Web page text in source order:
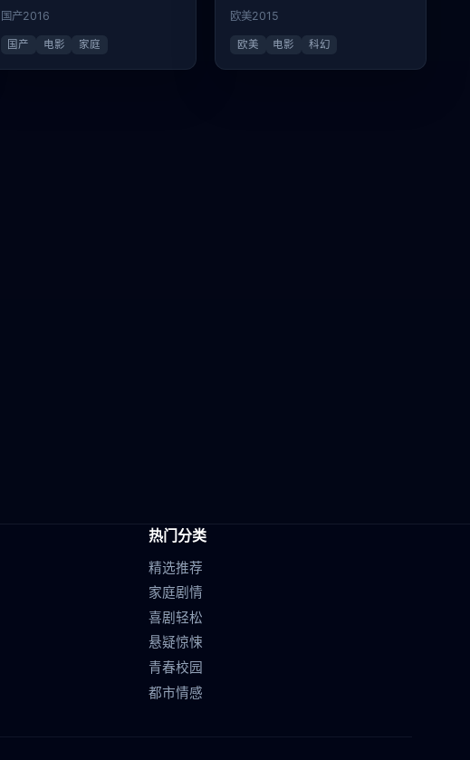
钱案。
国产2016
国产 电影 家庭
欧美2015
欧美 电影 科幻
热门分类
精选推荐
家庭剧情
喜剧轻松
悬疑惊悚
青春校园
都市情感